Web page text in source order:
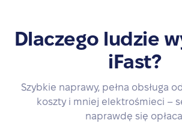
Dlaczego ludzie
iFast?
Szybkie naprawy, pełna obsługa
koszty i mniej elektrośmieci –
naprawdę się